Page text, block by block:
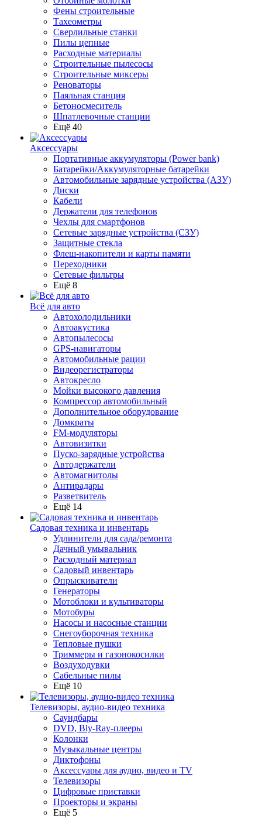
Фены строительные
Тахеометры
Сверлильные станки
Пилы цепные
Расходные материалы
Строительные пылесосы
Строительные миксеры
Реноваторы
Паяльная станция
Бетоносмеситель
Шпатлевочные станции
Ещё 40
Аксессуары
Портативные аккумуляторы (Power bank)
Батарейки/Аккумуляторные батарейки
Автомобильные зарядные устройства (АЗУ)
Диски
Кабели
Держатели для телефонов
Чехлы для смартфонов
Сетевые зарядные устройства (СЗУ)
Защитные стекла
Флеш-накопители и карты памяти
Переходники
Сетевые фильтры
Ещё 8
Всё для авто
Автохолодильники
Автоакустика
Автопылесосы
GPS-навигаторы
Автомобильные рации
Видеорегистраторы
Автокресло
Мойки высокого давления
Компрессор автомобильный
Дополнительное оборудование
Домкраты
FM-модуляторы
Автовизитки
Пуско-зарядные устройства
Автодержатели
Автомагнитолы
Антирадары
Разветвитель
Ещё 14
Садовая техника и инвентарь
Удлинители для сада/ремонта
Дачный умывальник
Расходный материал
Садовый инвентарь
Опрыскиватели
Генераторы
Мотоблоки и культиваторы
Мотобуры
Насосы и насосные станции
Снегоуборочная техника
Тепловые пушки
Триммеры и газонокосилки
Воздуходувки
Сабельные пилы
Ещё 10
Телевизоры, аудио-видео техника
Саундбары
DVD, Bly-Ray-плееры
Колонки
Музыкальные центры
Диктофоны
Аксессуары для аудио, видео и TV
Телевизоры
Цифровые приставки
Проекторы и экраны
Ещё 5